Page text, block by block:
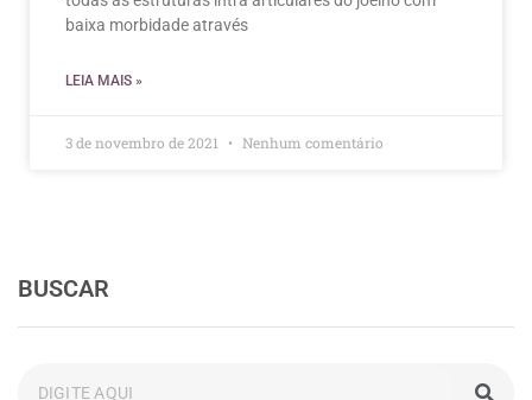
baixa morbidade através
LEIA MAIS »
3 de novembro de 2021 Nenhum comentário
BUSCAR